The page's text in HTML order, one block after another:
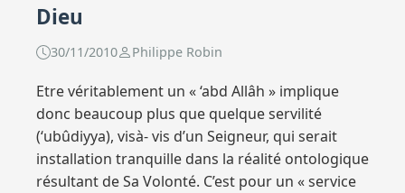
Dieu
30/11/2010 Philippe Robin
Etre véritablement un « ‘abd Allâh » implique
donc beaucoup plus que quelque servilité
(‘ubûdiyya), visà- vis d’un Seigneur, qui serait
installation tranquille dans la réalité ontologique
résultant de Sa Volonté. C’est pour un « service